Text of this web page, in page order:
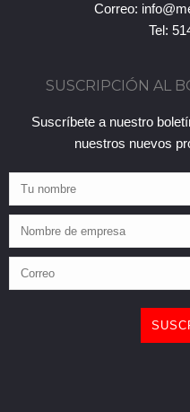
Correo:
Tel:
SUSCRIPCIÓN AL
Suscríbete a nuestro
nuestros nuevos